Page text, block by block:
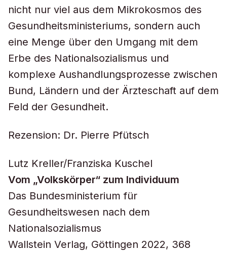
nicht nur viel aus dem Mikrokosmos des
Gesundheitsministeriums, sondern auch
eine Menge über den Umgang mit dem
Erbe des Nationalsozialismus und
komplexe Aushandlungsprozesse zwischen
Bund, Ländern und der Ärzteschaft auf dem
Feld der Gesundheit.
Rezension: Dr. Pierre Pfütsch
Lutz Kreller/Franziska Kuschel
Vom „Volkskörper“ zum Individuum
Das Bundesministerium für
Gesundheitswesen nach dem
Nationalsozialismus
Wallstein Verlag, Göttingen 2022, 368